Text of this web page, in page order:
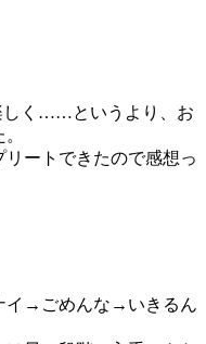
しく……というより、お
ートできたので感想っ
イ→ごめんな→いきるん